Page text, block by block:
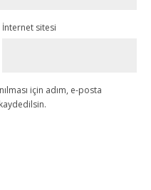
İnternet sitesi
için adım, e-posta